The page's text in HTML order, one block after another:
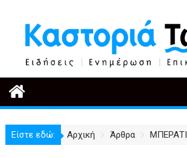
περιεχόμενο
Είστε εδώ: Αρχική Άρθρα ΜΠΕΡΑΤΙ